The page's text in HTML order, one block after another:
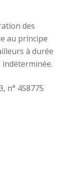
des
au principe
à durée
n° 458775